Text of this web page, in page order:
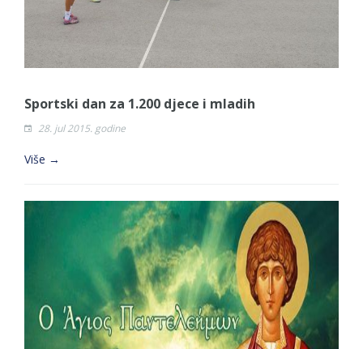
Sportski dan za 1.200 djece i mladih
28. jul 2015. godine
Više →